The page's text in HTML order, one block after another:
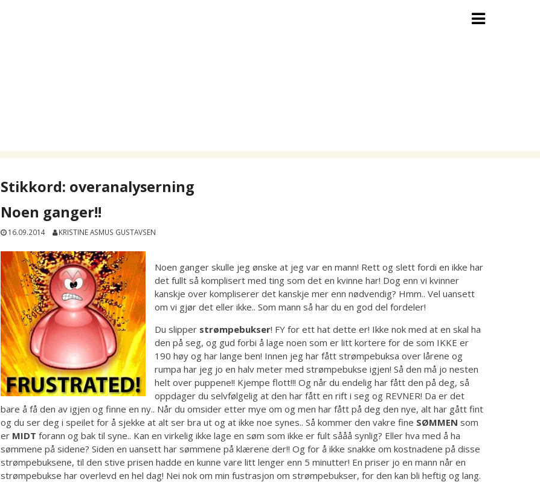
Stikkord: overanalyserning
Noen ganger!!
16.09.2014 KRISTINE ASMUS GUSTAVSEN
Noen ganger skulle jeg ønske at jeg var en mann! Rett og slett fordi en ikke har
det fullt så komplisert med ting som det en kvinne har! Dog enn vi kvinner
kanskje over kompliserer det kanskje mer enn nødvendig? Hmm.. Vel uansett
om vi gjør det eller ikke.. Som mann så har du en god del fordeler!
Du slipper strømpebukser! FY for ett hat dette er! Ikke nok med at en skal ha
den på seg, og gud forbi å lage noen som er litt kortere for de som IKKE er
190 høy og har lange ben! Innen jeg har fått strømpebuksa over lårene og
rumpa har jeg jo en halv meter med strømpebukse igjen! Så den må jo nesten
helt over puppene!! Kjempe flott!!! Og når du endelig har fått den på deg, så
oppdager du selvfølgelig at den har fått en rift i seg og REVNER! Da er det
bare å få den av igjen og finne en ny.. Når du omsider etter mye om og men har fått på deg den nye, alt har gått fint
og du ser deg i speilet for å sjekke at alt ser bra ut og at ikke noe synes.. Så kommer den vakre fine SØMMEN som
er MIDT forann og bak til syne.. Kan en virkelig ikke lage en søm som ikke er fult sååå synlig? Eller hva med å ha
sømmene på sidene? Siden en uansett har sømmene på klærene der!! Og for å ikke snakke om kostnadene på disse
strømpebuksene, til den stive prisen hadde en kunne vare litt lenger enn 5 minutter! En priser jo en mann når en
strømpebukse har overlevd en hel dag! Nei nok om min fustrasjon om strømpebukser, for den kan bli heftig og lang.